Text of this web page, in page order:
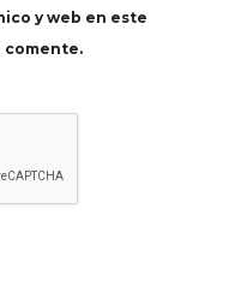
y web en este
comente.